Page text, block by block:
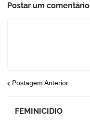
Postar um comentário
Postagem Anterior
FEMINICIDIO